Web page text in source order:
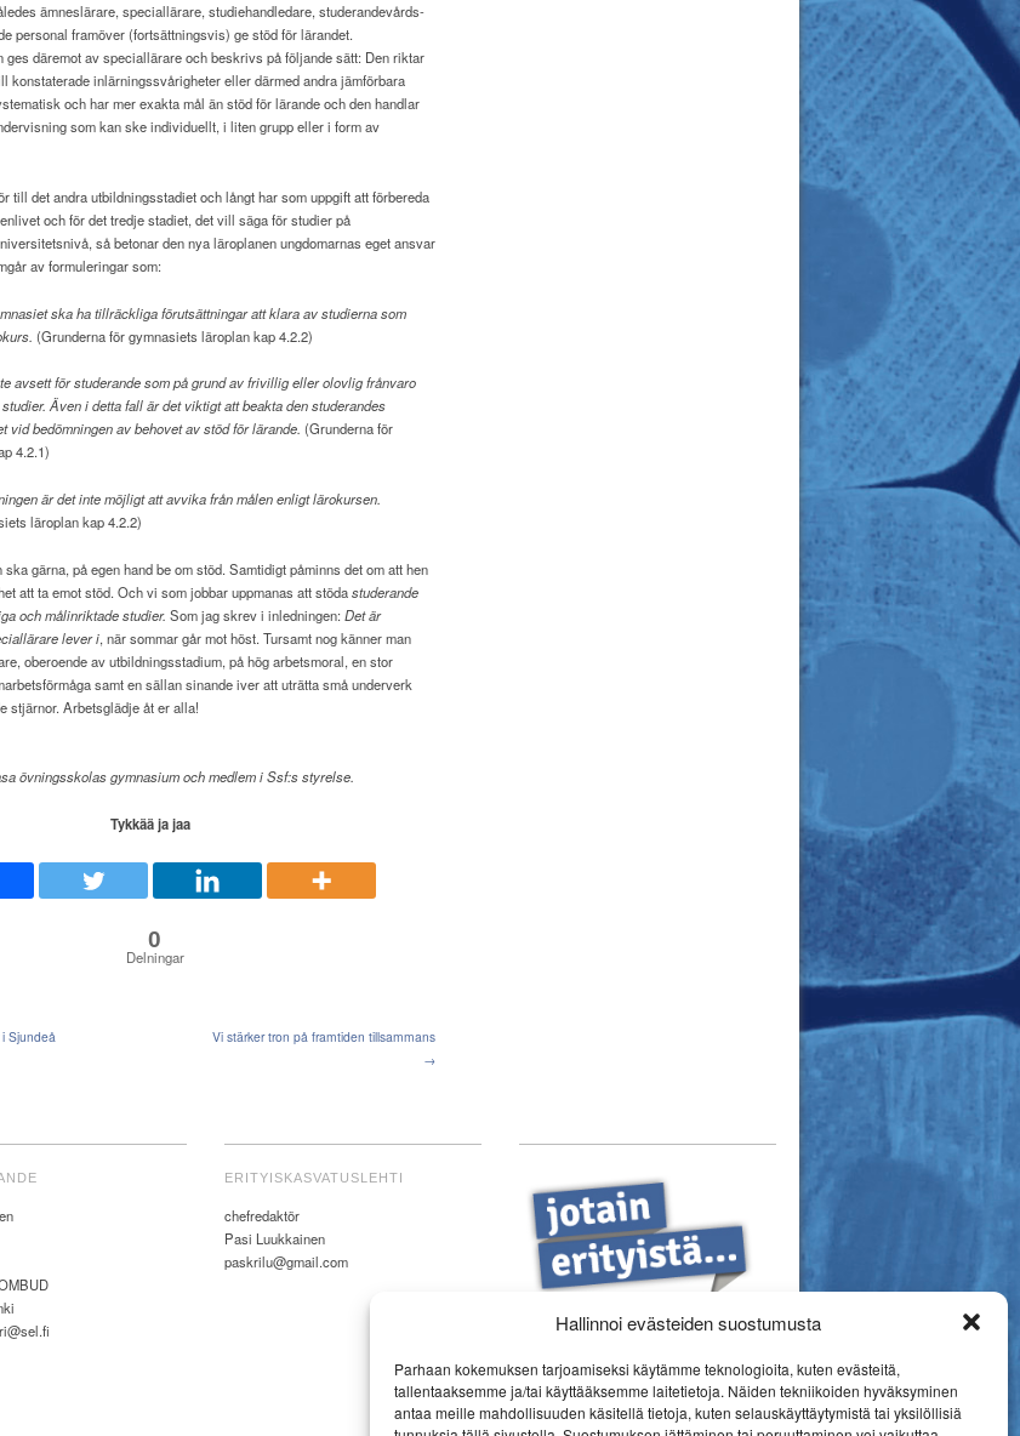
Hallinnoi evästeiden suostumusta
Parhaan kokemuksen tarjoamiseksi käytämme teknologioita, kuten evästeitä,
tallentaaksemme ja/tai käyttääksemme laitetietoja. Näiden tekniikoiden hyväksyminen
antaa meille mahdollisuuden käsitellä tietoja, kuten selauskäyttäytymistä tai yksilöllisiä
ämneslärare, speciallärare, studiehandledare, studerandevårds-
personal framöver (fortsättningsvis) ge stöd för lärandet.
ges däremot av speciallärare och beskrivs på följande sätt: Den riktar
konstaterade inlärningssvårigheter eller därmed andra jämförbara
och har mer exakta mål än stöd för lärande och den handlar
som kan ske individuellt, i liten grupp eller i form av
till det andra utbildningsstadiet och långt har som uppgift att förbereda
och för det tredje stadiet, det vill säga för studier på
så betonar den nya läroplanen ungdomarnas eget ansvar
av formuleringar som:
ska ha tillräckliga förutsättningar att klara av studierna som
(Grunderna för gymnasiets läroplan kap 4.2.2)
avsett för studerande som på grund av frivillig eller olovlig frånvaro
Även i detta fall är det viktigt att beakta den studerandes
vid bedömningen av behovet av stöd för lärande. (Grunderna för
4.2.1)
är det inte möjligt att avvika från målen enligt lärokursen.
läroplan kap 4.2.2)
gärna, på egen hand be om stöd. Samtidigt påminns det om att hen
att ta emot stöd. Och vi som jobbar uppmanas att stödastuderande
och målinriktade studier. Som jag skrev i inledningen:Det är
lever i, när sommar går mot höst. Tursamt nog känner man
oberoende av utbildningsstadium, på hög arbetsmoral, en stor
samt en sällan sinande iver att uträtta små underverk
stjärnor. Arbetsglädje åt er alla!
övningsskolas gymnasiumoch medlem i Ssf:s styrelse.
Tykkää ja jaa
0
Delningar
Sjundeå
Vi stärker tron på framtiden tillsammans
→
ERITYISKASVATUSLEHTI
chefredaktör
Pasi Luukkainen
paskrilu@gmail.com